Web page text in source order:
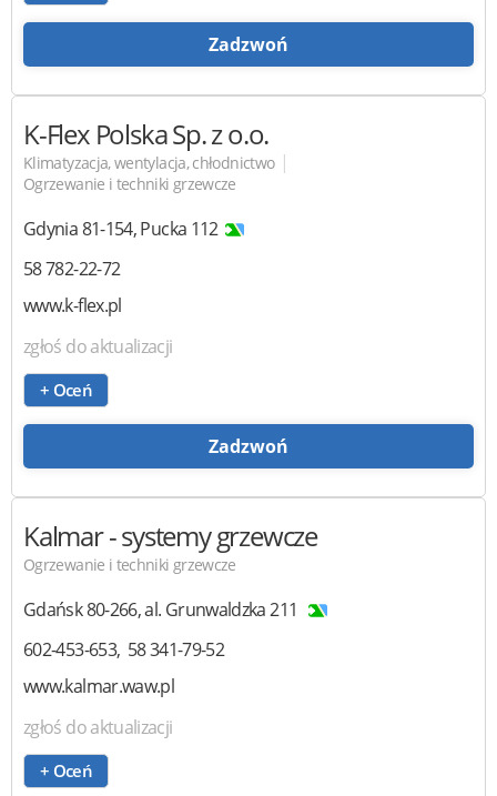
Zadzwoń
K-Flex PolskaSp. z o.o.
Klimatyzacja, wentylacja, chłodnictwo |
Ogrzewanie i techniki grzewcze
Gdynia81-154,Pucka 112
58 782-22-72
www.k-flex.pl
zgłoś do aktualizacji
+ Oceń
Zadzwoń
Kalmar- systemy grzewcze
Ogrzewanie i techniki grzewcze
Gdańsk80-266,al. Grunwaldzka 211
602-453-653 58 341-79-52
www.kalmar.waw.pl
zgłoś do aktualizacji
+ Oceń